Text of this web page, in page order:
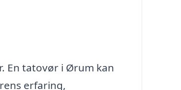
En tatovør i Ørum kan
erfaring,